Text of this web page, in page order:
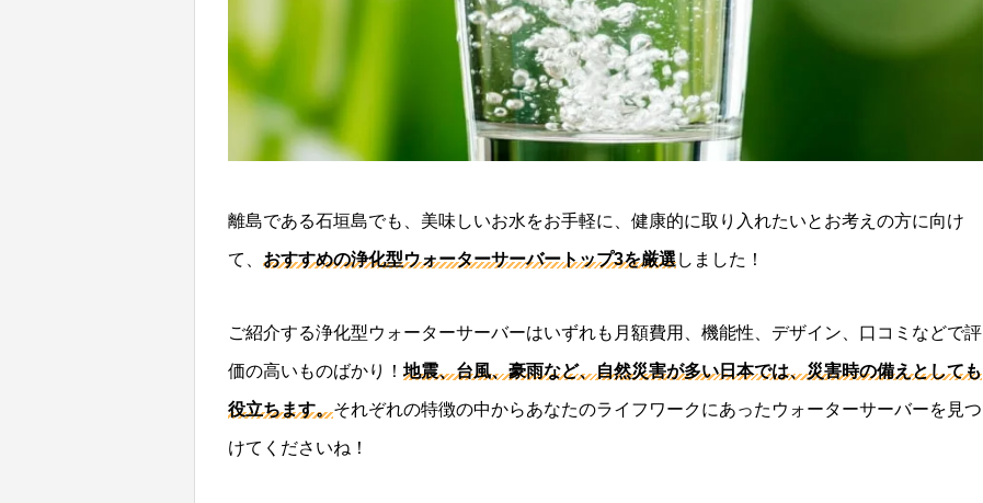
離島である石垣島でも、美味しいお水をお手軽に、健康的に取り入れたいとお考えの方に向け
て、 おすすめの浄化型ウォーターサーバートップ3を厳選しました！
ご紹介する浄化型ウォーターサーバーはいずれも月額費用、機能性、デザイン、口コミなどで評
価の高いものばかり！ 地震、台風、豪雨など、自然災害が多い日本では、災害時の備えとしても
役立ちます。それぞれの特徴の中からあなたのライフワークにあったウォーターサーバーを見つ
けてくださいね！